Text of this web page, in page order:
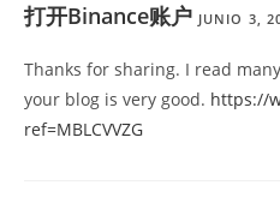
打开Binance账户 JUNIO 3,
Thanks for sharing. I read
your blog is very good. https://
ref=MBLCVVZG